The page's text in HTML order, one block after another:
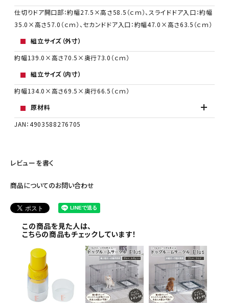
仕切りドア開口部：約幅27.5×高さ58.5（ｃｍ）、スライドドア入口：約幅
35.0×高さ57.0（ｃｍ）、セカンドドア入口：約幅47.0×高さ63.5（ｃｍ）
組立サイズ（外寸）
約幅139.0×高さ70.5×奥行73.0（ｃｍ）
組立サイズ（内寸）
約幅134.0×高さ69.5×奥行66.5（ｃｍ）
原材料
JAN：4903588276705
レビューを書く
商品についてのお問い合わせ
この商品を見た人は、
こちらの商品もチェックしています！